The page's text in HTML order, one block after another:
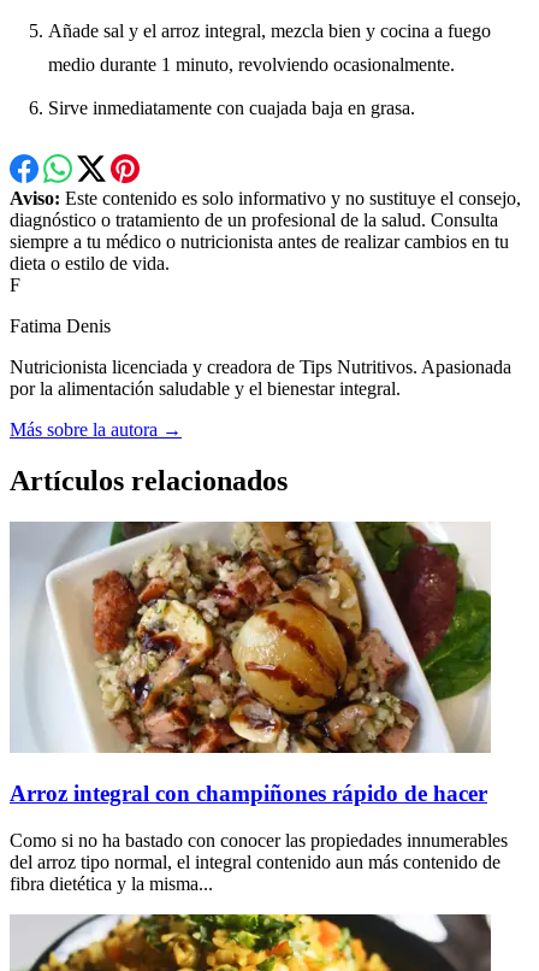
Añade sal y el arroz integral, mezcla bien y cocina a fuego
medio durante 1 minuto, revolviendo ocasionalmente.
Sirve inmediatamente con cuajada baja en grasa.
Aviso: Este contenido es solo informativo y no sustituye el consejo,
diagnóstico o tratamiento de un profesional de la salud. Consulta
siempre a tu médico o nutricionista antes de realizar cambios en tu
dieta o estilo de vida.
F
Fatima Denis
Nutricionista licenciada y creadora de Tips Nutritivos. Apasionada
por la alimentación saludable y el bienestar integral.
Más sobre la autora →
Artículos relacionados
Arroz integral con champiñones rápido de hacer
Como si no ha bastado con conocer las propiedades innumerables
del arroz tipo normal, el integral contenido aun más contenido de
fibra dietética y la misma...